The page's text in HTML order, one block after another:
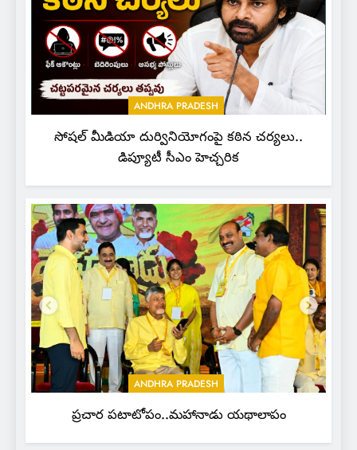
ANDHRA PRADESH
సోషల్ మీడియా దుర్వినియోగంపై కఠిన చర్యలు..
డిప్యూటీ సీఎం హెచ్చరిక
ANDHRA PRADESH
ప్రచార పటాటోపం..మహానాడు యథాలాపం